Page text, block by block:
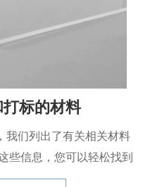
标的材料
我们列出了有关相关材料
些信息，您可以轻松找到
果。